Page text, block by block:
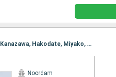
Itinerário : Tokyo, Shimizu, Osaka, Hiroshima, Pusan, Sakai-Minato, Maizuru, Kanazawa, Hakodate, Miyako, hittachinaka, Tokyo
Noordam